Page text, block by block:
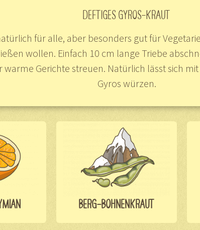
DEFTIGES GYROS-KRAUT
für alle, aber besonders gut für
wollen. Einfach 10 cm lange Triebe
Gerichte streuen. Natürlich lässt sich
Gyros würzen.
BERG-BOHNENKRAUT